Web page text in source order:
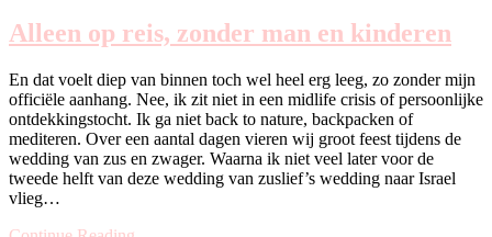
Alleen op reis, zonder man en kinderen
En dat voelt diep van binnen toch wel heel erg leeg, zo zonder mijn
officiële aanhang. Nee, ik zit niet in een midlife crisis of persoonlijke
ontdekkingstocht. Ik ga niet back to nature, backpacken of
mediteren. Over een aantal dagen vieren wij groot feest tijdens de
wedding van zus en zwager. Waarna ik niet veel later voor de
tweede helft van deze wedding van zuslief’s wedding naar Israel
vlieg…